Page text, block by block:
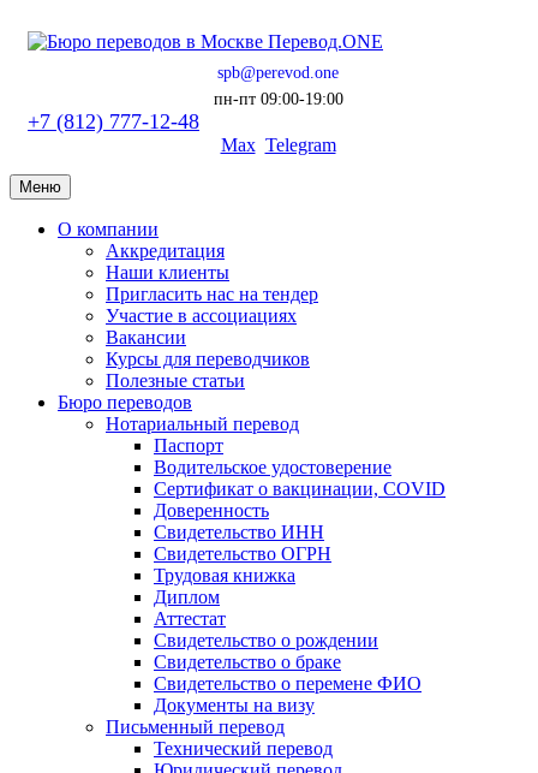
spb@perevod.one
пн-пт 09:00-19:00
+7 (812) 777-12-48
Max Telegram
Меню
О компании
Аккредитация
Наши клиенты
Пригласить нас на тендер
Участие в ассоциациях
Вакансии
Курсы для переводчиков
Полезные статьи
Бюро переводов
Нотариальный перевод
Паспорт
Водительское удостоверение
Сертификат о вакцинации, COVID
Доверенность
Свидетельство ИНН
Свидетельство ОГРН
Трудовая книжка
Диплом
Аттестат
Свидетельство о рождении
Свидетельство о браке
Свидетельство о перемене ФИО
Документы на визу
Письменный перевод
Технический перевод